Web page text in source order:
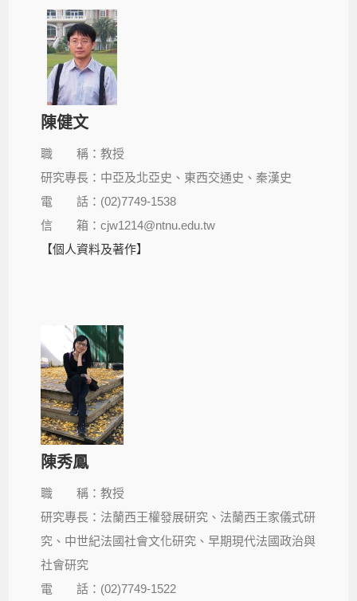
陳健文
職 稱：教授
研究專長：中亞及北亞史、東西交通史、秦漢史
電 話：(02)7749-1538
信 箱：cjw1214@ntnu.edu.tw
【個人資料及著作】
陳秀鳳
職 稱：教授
研究專長：法蘭西王權發展研究、法蘭西王家儀式研
究、中世紀法國社會文化研究、早期現代法國政治與
社會研究
電 話：(02)7749-1522